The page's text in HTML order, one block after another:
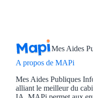
Mes Aides
A propos de MAPi
Mes Aides Publiques
alliant le meilleur du